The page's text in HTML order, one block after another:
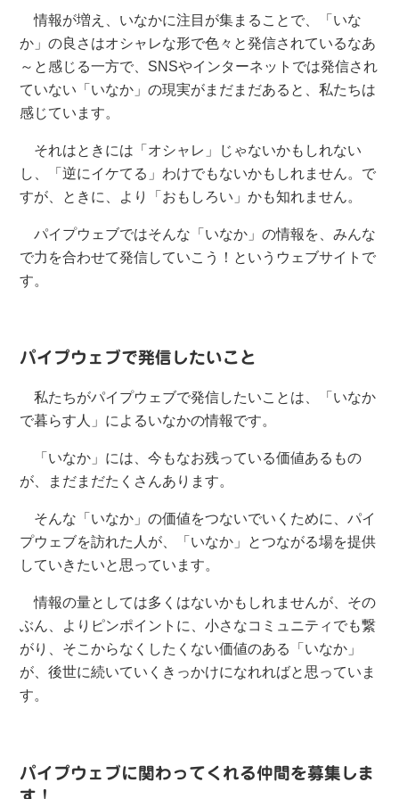
情報が増え、いなかに注目が集まることで、「いな
か」の良さはオシャレな形で色々と発信されているなあ
～と感じる一方で、SNSやインターネットでは発信され
ていない「いなか」の現実がまだまだあると、私たちは
感じています。
それはときには「オシャレ」じゃないかもしれない
し、「逆にイケてる」わけでもないかもしれません。で
すが、ときに、より「おもしろい」かも知れません。
パイプウェブではそんな「いなか」の情報を、みんな
で力を合わせて発信していこう！というウェブサイトで
す。
パイプウェブで発信したいこと
私たちがパイプウェブで発信したいことは、「いなか
で暮らす人」によるいなかの情報です。
「いなか」には、今もなお残っている価値あるもの
が、まだまだたくさんあります。
そんな「いなか」の価値をつないでいくために、パイ
プウェブを訪れた人が、「いなか」とつながる場を提供
していきたいと思っています。
情報の量としては多くはないかもしれませんが、その
ぶん、よりピンポイントに、小さなコミュニティでも繋
がり、そこからなくしたくない価値のある「いなか」
が、後世に続いていくきっかけになれればと思っていま
す。
パイプウェブに関わってくれる仲間を募集しま